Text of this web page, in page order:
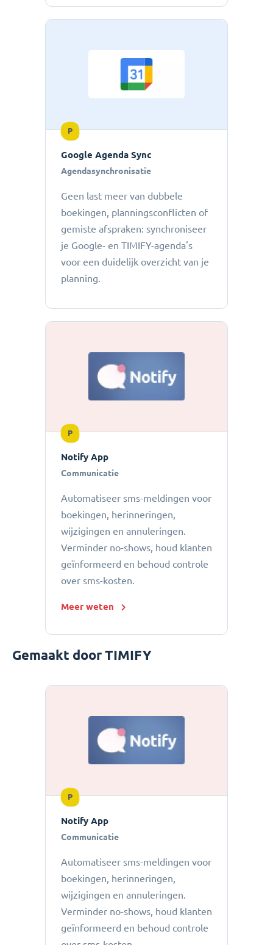
P
Google Agenda Sync
Agendasynchronisatie
Geen last meer van dubbele
boekingen, planningsconflicten of
gemiste afspraken: ​​synchroniseer
je Google- en TIMIFY-agenda's
voor een duidelijk overzicht van je
planning.
P
Notify App
Communicatie
Automatiseer sms-meldingen voor
boekingen, herinneringen,
wijzigingen en annuleringen.
Verminder no-shows, houd klanten
geïnformeerd en behoud controle
over sms-kosten.
Meer weten
Gemaakt door TIMIFY
P
Notify App
Communicatie
Automatiseer sms-meldingen voor
boekingen, herinneringen,
wijzigingen en annuleringen.
Verminder no-shows, houd klanten
geïnformeerd en behoud controle